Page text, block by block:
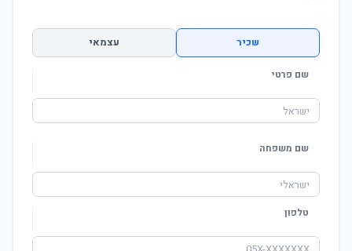
שכיר עצמאי
שם פרטי
שם משפחה
טלפון